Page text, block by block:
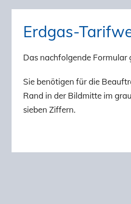
Erdgas-
Das nachfolgende Formular
Sie benötigen für die
Rand in der Bildmitte im
sieben Ziffern.